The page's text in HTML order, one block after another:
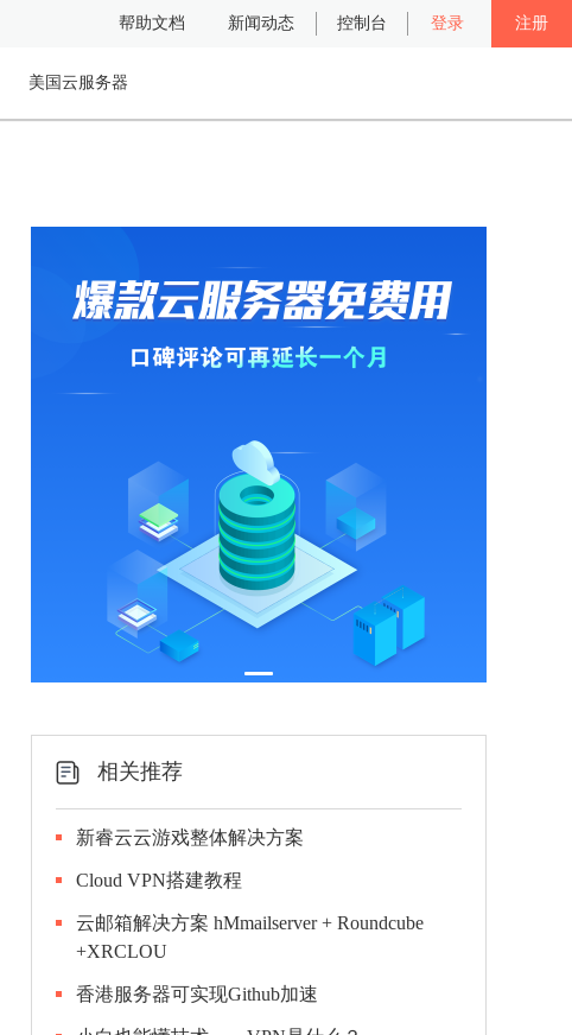
帮助文档 新闻动态 控制台 登录 注册
美国云服务器
相关推荐
新睿云云游戏整体解决方案
Cloud VPN搭建教程
云邮箱解决方案 hMmailserver + Roundcube
+XRCLOU
香港服务器可实现Github加速